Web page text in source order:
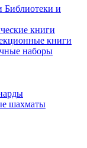
Библиотеки и
книги
книги
наборы
шахматы